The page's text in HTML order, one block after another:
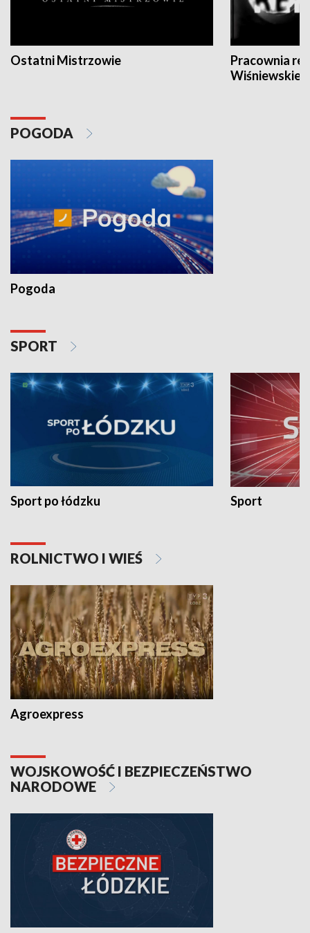
Ostatni Mistrzowie
Pracownia
POGODA
Pogoda
SPORT
Sport po łódzku Sport
ROLNICTWO I WIEŚ
Agroexpress
WOJSKOWOŚĆ I BEZPIECZEŃSTWO
NARODOWE